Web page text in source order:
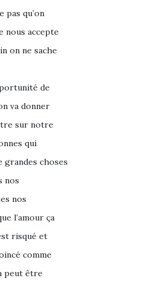
pas qu’on
nous accepte
on ne sache
de
va donner
sur notre
qui
grandes choses
nos
nos
l’amour ça
risqué et
comme
peut être